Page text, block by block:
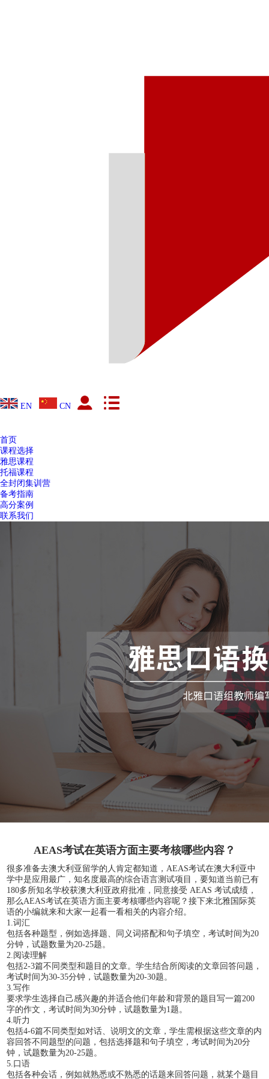
EN CN
首页
课程选择
雅思课程
托福课程
全封闭集训营
备考指南
高分案例
联系我们
AEAS考试在英语方面主要考核哪些内容？
很多准备去澳大利亚留学的人肯定都知道，AEAS考试在澳大利亚中
学中是应用最广，知名度最高的综合语言测试项目，要知道当前已有
180多所知名学校获澳大利亚政府批准，同意接受 AEAS 考试成绩，
那么AEAS考试在英语方面主要考核哪些内容呢？接下来北雅国际英
语的小编就来和大家一起看一看相关的内容介绍。
1.词汇
包括各种题型，例如选择题、同义词搭配和句子填空，考试时间为20
分钟，试题数量为20-25题。
2.阅读理解
包括2-3篇不同类型和题目的文章。学生结合所阅读的文章回答问题，
考试时间为30-35分钟，试题数量为20-30题。
3.写作
要求学生选择自己感兴趣的并适合他们年龄和背景的题目写一篇200
字的作文，考试时间为30分钟，试题数量为1题。
4.听力
包括4-6篇不同类型如对话、说明文的文章，学生需根据这些文章的内
容回答不同题型的问题，包括选择题和句子填空，考试时间为20分
钟，试题数量为20-25题。
5.口语
包括各种会话，例如就熟悉或不熟悉的话题来回答问题，就某个题目